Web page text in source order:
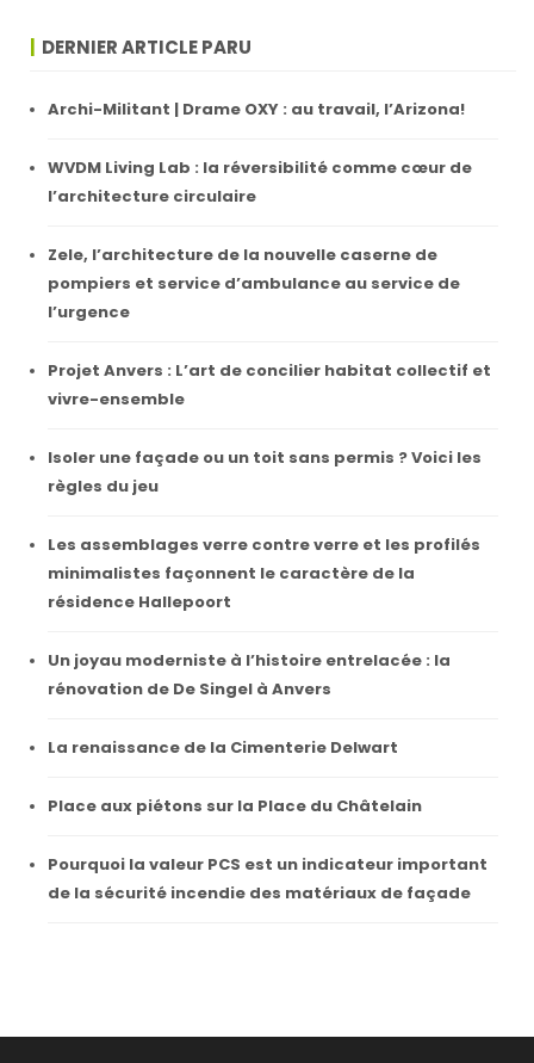
DERNIER ARTICLE PARU
Archi-Militant | Drame OXY : au travail, l’Arizona!
WVDM Living Lab : la réversibilité comme cœur de
l’architecture circulaire
Zele, l’architecture de la nouvelle caserne de
pompiers et service d’ambulance au service de
l’urgence
Projet Anvers : L’art de concilier habitat collectif et
vivre-ensemble
Isoler une façade ou un toit sans permis ? Voici les
règles du jeu
Les assemblages verre contre verre et les profilés
minimalistes façonnent le caractère de la
résidence Hallepoort
Un joyau moderniste à l’histoire entrelacée : la
rénovation de De Singel à Anvers
La renaissance de la Cimenterie Delwart
Place aux piétons sur la Place du Châtelain
Pourquoi la valeur PCS est un indicateur important
de la sécurité incendie des matériaux de façade